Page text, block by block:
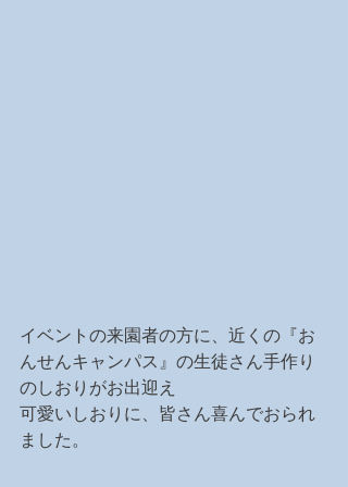
イベントの来園者の方に、近くの『お
んせんキャンパス』の生徒さん手作り
のしおりがお出迎え
可愛いしおりに、皆さん喜んでおられ
ました。